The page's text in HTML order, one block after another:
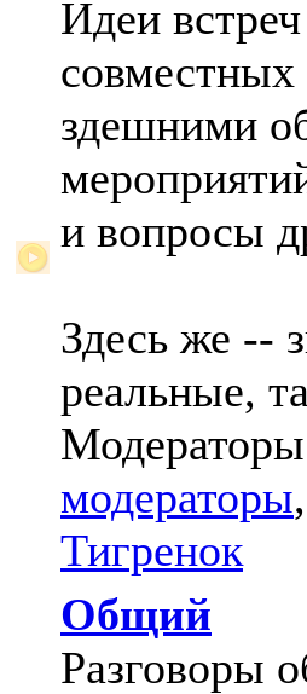
Идеи
здешними
и вопросы
Здесь же --
реальные,
модераторы,
Тигренок
Общий
Разговоры